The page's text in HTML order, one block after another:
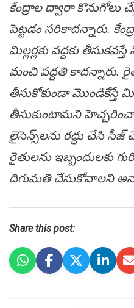
కేంద్రాల ద్వారా కొనుగోలు
పెట్టడం సరికాదన్నారు.
మిల్లర్లకు వద్దకు
మంచి ప‌ద్ద‌తి కాద‌న్నారు.
తీసుకోకుండా మొండికేస్తే
తీసుకుంటామని
లైసెన్స్‌ల‌ను రద్దు చేసి
రైతుల‌ను ఇబ్బందుల‌కు
దిగుమ‌తి చేసుకోవాల‌ని
Share this post: